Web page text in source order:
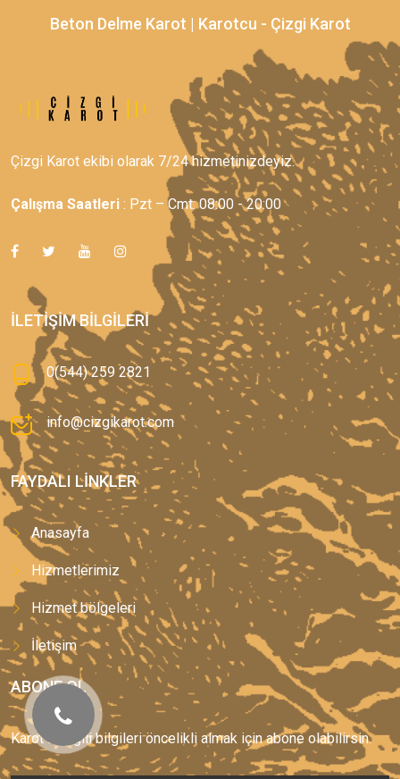
Beton Delme Karot | Karotcu - Çizgi Karot
Çizgi Karot ekibi olarak 7/24 hizmetinizdeyiz.
Çalışma Saatleri : Pzt – Cmt: 08:00 - 20:00
İLETIŞIM BILGILERI
0(544) 259 2821
info@cizgikarot.com
FAYDALI LINKLER
Anasayfa
Hizmetlerimiz
Hizmet bölgeleri
İletişim
ABONE OL
Karot ile ilgili bilgileri öncelikli almak için abone olabilirsin.